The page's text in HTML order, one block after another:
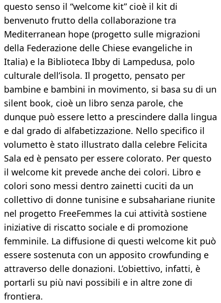
questo senso il “welcome kit” cioè il kit di
benvenuto frutto della collaborazione tra
Mediterranean hope (progetto sulle migrazioni
della Federazione delle Chiese evangeliche in
Italia) e la Biblioteca Ibby di Lampedusa, polo
culturale dell’isola. Il progetto, pensato per
bambine e bambini in movimento, si basa su di un
silent book, cioè un libro senza parole, che
dunque può essere letto a prescindere dalla lingua
e dal grado di alfabetizzazione. Nello specifico il
volumetto è stato illustrato dalla celebre Felicita
Sala ed è pensato per essere colorato. Per questo
il welcome kit prevede anche dei colori. Libro e
colori sono messi dentro zainetti cuciti da un
collettivo di donne tunisine e subsahariane riunite
nel progetto FreeFemmes la cui attività sostiene
iniziative di riscatto sociale e di promozione
femminile. La diffusione di questi welcome kit può
essere sostenuta con un apposito crowfunding e
attraverso delle donazioni. L’obiettivo, infatti, è
portarli su più navi possibili e in altre zone di
frontiera.